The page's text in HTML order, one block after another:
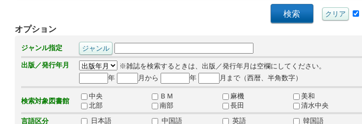
オプション
ジャンル指定
出版／発行年月
※雑誌を検索するときは、出版／発行年月は空欄にしてください。
年
月から 年 月まで（西暦、半角数字）
検索対象図書館
中央 ＢＭ 麻機 美和
北部
南部 長田 清水中央
言語区分
日本語 中国語 英語 韓国語